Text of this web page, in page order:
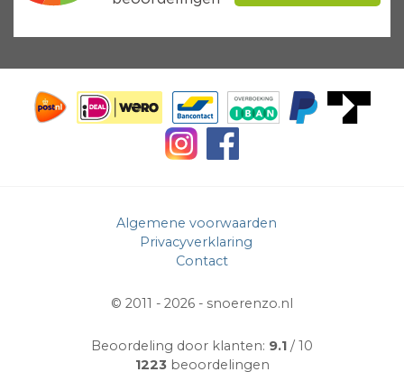
Algemene voorwaarden
Privacyverklaring
Contact
© 2011 - 2026 - snoerenzo.nl
Beoordeling door klanten: 9.1 / 10
1223beoordelingen